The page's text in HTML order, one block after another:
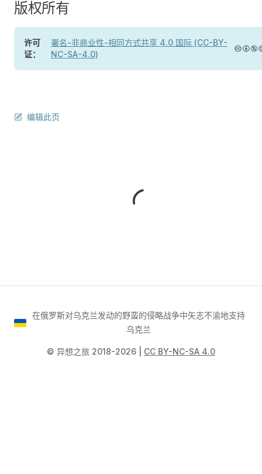
版权所有
许可
证：
署名-非商业性-相同方式共享 4.0 国际 (CC-BY-
NC-SA-4.0)
编辑此页
在俄罗斯对乌克兰发动的野蛮的侵略战争中矢志不渝地支持
乌克兰
©️ 异想之旅 2018-2026 | CC BY-NC-SA 4.0